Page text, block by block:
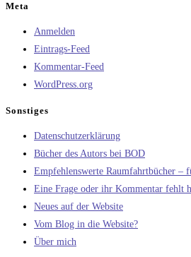
Meta
Anmelden
Eintrags-Feed
Kommentar-Feed
WordPress.org
Sonstiges
Datenschutzerklärung
Bücher des Autors bei BOD
Empfehlenswerte Raumfahrtbücher –
Eine Frage oder ihr Kommentar fehlt
Neues auf der Website
Vom Blog in die Website?
Über mich